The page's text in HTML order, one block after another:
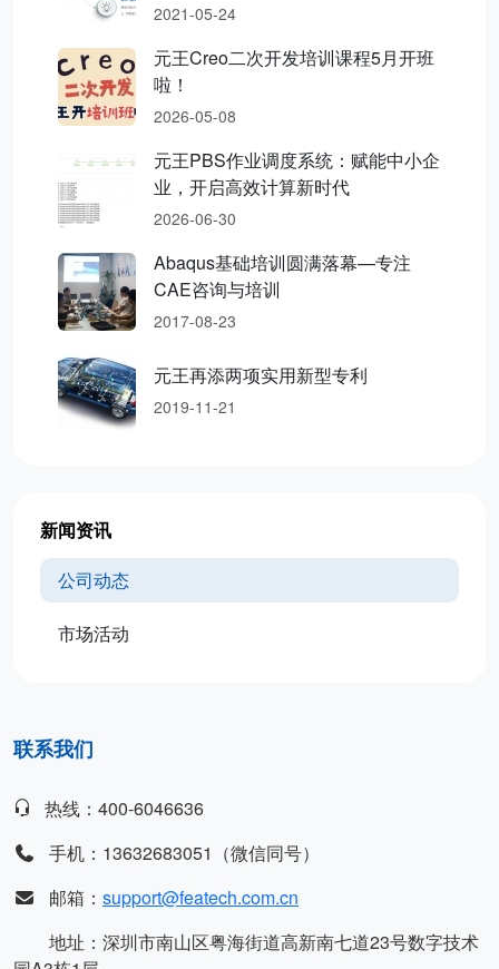
2021-05-24
元王Creo二次开发培训课程5月开班
啦！
2026-05-08
元王PBS作业调度系统：赋能中小企
业，开启高效计算新时代
2026-06-30
Abaqus基础培训圆满落幕—专注
CAE咨询与培训
2017-08-23
元王再添两项实用新型专利
2019-11-21
新闻资讯
公司动态
市场活动
联系我们
热线：400-6046636
手机：13632683051（微信同号）
邮箱： support@featech.com.cn
地址：深圳市南山区粤海街道高新南七道23号数字技术